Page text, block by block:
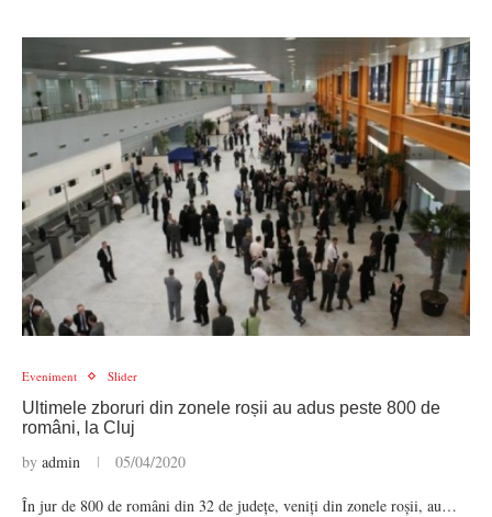
Eveniment Slider
Ultimele zboruri din zonele roșii au adus peste 800 de
români, la Cluj
by admin 05/04/2020
În jur de 800 de români din 32 de județe, veniți din zonele roșii, au…